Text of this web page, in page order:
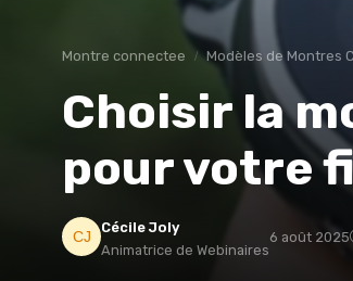
Montre connectee Modèles de Montres
Choisir la
pour votre
Cécile Joly
Animatrice de Webinaires
6 août 2025